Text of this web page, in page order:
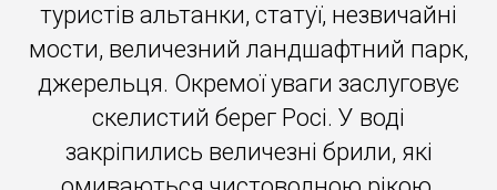
туристів альтанки, статуї, незвичайні
мости, величезний ландшафтний парк,
джерельця. Окремої уваги заслуговує
скелистий берег Росі. У воді
закріпились величезні брили, які